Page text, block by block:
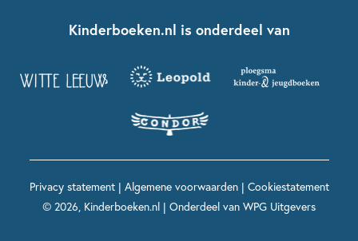
Kinderboeken diversiteit
Grappige kinderboeken
Spannende kinderboeken
Boekentips 12+ jaar
Voor volwassenen
Spekkie en Sproet
Maxi & Helium
Voor het onderwijs
Kinderboeken.nl is onderdeel van
Privacy statement| Algemene voorwaarden| Cookiestatement
© 2026, Kinderboeken.nl | Onderdeel van WPG Uitgevers